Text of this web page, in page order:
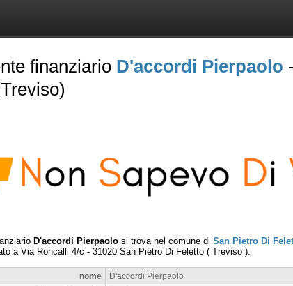
finanziario D'accordi Pierpaolo
D'accordi Pierpaolo si trova nel comune di San Pietro Di
a Via Roncalli 4/c - 31020 San Pietro Di Feletto ( Treviso ).
nome
D'accordi Pierpaolo